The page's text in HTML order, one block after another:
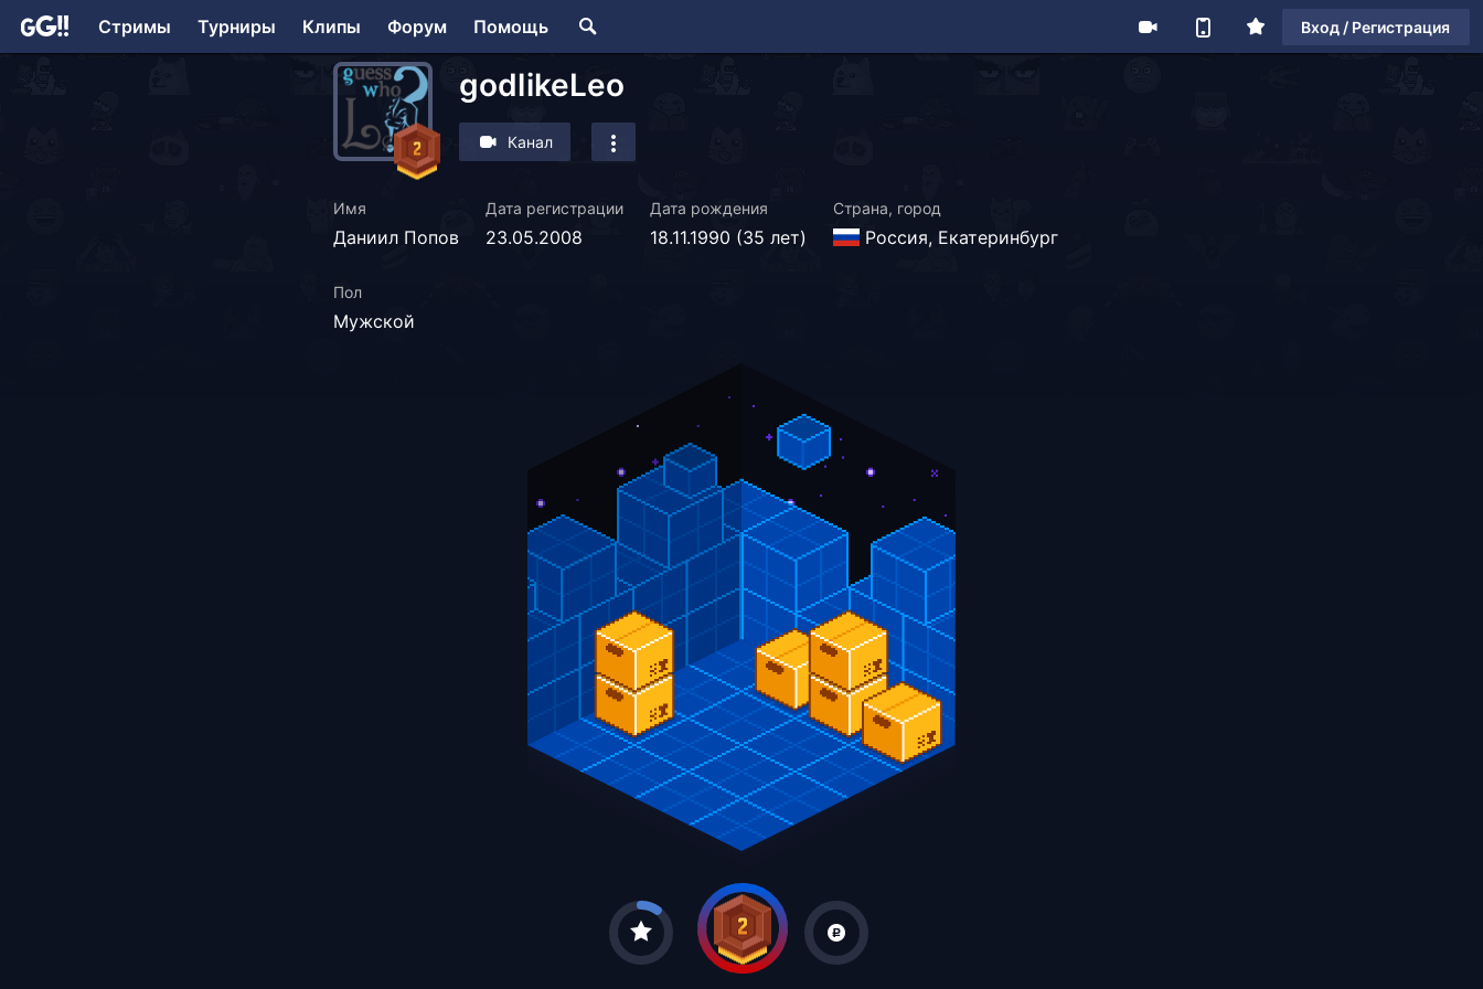
Стримы Турниры Клипы Форум Помощь Вход / Регистрация
godlikeLeo
Канал
Имя
Даниил Попов
Дата регистрации
23.05.2008
Дата рождения
18.11.1990 (35 лет)
Страна, город
Россия, Екатеринбург
Пол
Мужской